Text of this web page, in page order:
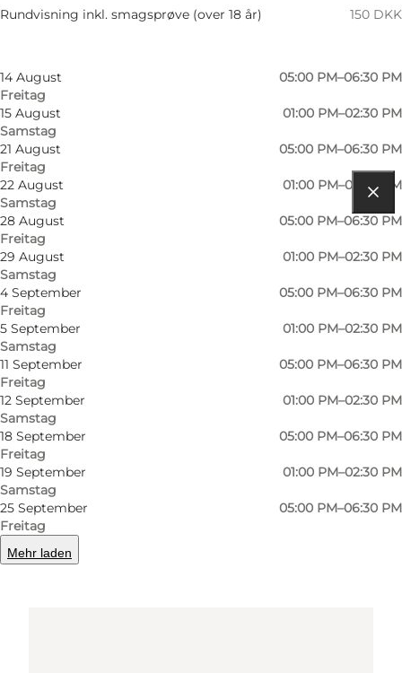
7 August
Freitag
14 August
Freitag
05:00 PM–06:30 PM
15 August
Samstag
01:00 PM–02:30 PM
21 August
Freitag
05:00 PM–06:30 PM
22 August
Samstag
01:00 PM–02:30 PM
28 August
Freitag
05:00 PM–06:30 PM
29 August
Samstag
01:00 PM–02:30 PM
4 September
Freitag
05:00 PM–06:30 PM
5 September
Samstag
01:00 PM–02:30 PM
11 September
Freitag
05:00 PM–06:30 PM
12 September
Samstag
01:00 PM–02:30 PM
18 September
Freitag
05:00 PM–06:30 PM
19 September
Samstag
01:00 PM–02:30 PM
25 September
Freitag
05:00 PM–06:30 PM
Mehr laden
Rundvisning inkl. smagsprøve (over 18 år) 150 DKK
Freunde, Mein Partner, Mir selbst
Route anzeigen
Holmens Boulevard 11
5800 Nyborg